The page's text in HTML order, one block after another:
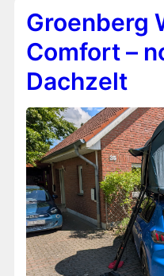
Groenberg
Comfort –
Dachzelt